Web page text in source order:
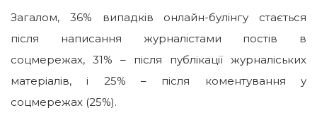
Загалом, 36% випадків онлайн-булінгу стається
після написання журналістами постів в
соцмережах, 31% – після публікації журналіських
матеріалів, і 25% – після коментування у
соцмережах (25%).